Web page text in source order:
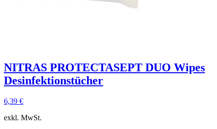
NITRAS PROTECTASEPT DUO Wipes
Desinfektionstücher
6,39 €
exkl. MwSt.